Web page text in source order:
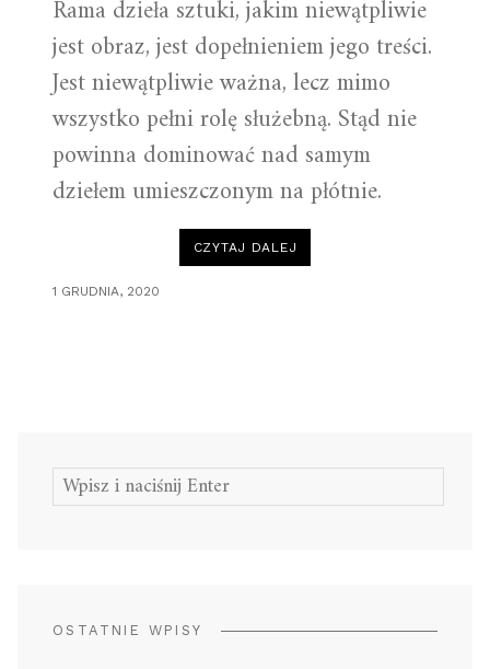
Rama dzieła sztuki, jakim niewątpliwie
jest obraz, jest dopełnieniem jego treści.
Jest niewątpliwie ważna, lecz mimo
wszystko pełni rolę służebną. Stąd nie
powinna dominować nad samym
dziełem umieszczonym na płótnie.
CZYTAJ DALEJ
1 GRUDNIA, 2020
Szukaj:
OSTATNIE WPISY